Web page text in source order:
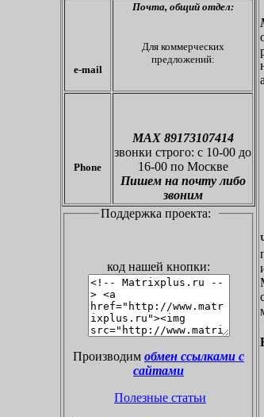
e-mail
Почта, общий отдел:
Для коммерческих
предложений:
Phone
МАХ 89173107414
звонки строго: с 10-00 до
16-00 по Москве
Пишем на почту либо
звоним
Поддержка проекта:
код нашей кнопки:
Производим обмен ссылками с
сайтами
Полезные статьи